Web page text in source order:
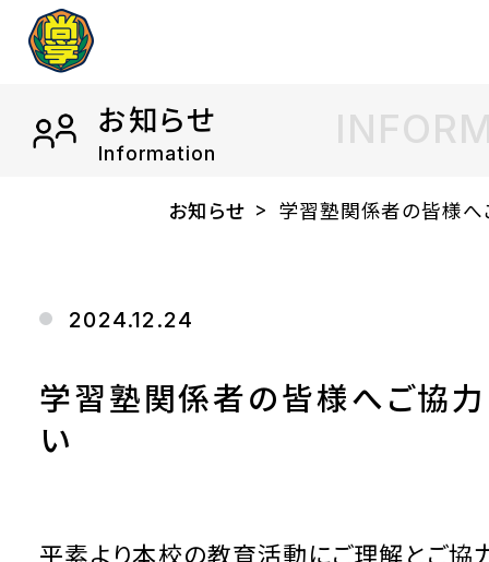
お知らせ
Information
お知らせ 学習塾関係者の皆様へ
2024.12.24
学習塾関係者の皆様へご協
い
平素より本校の教育活動にご理解とご協